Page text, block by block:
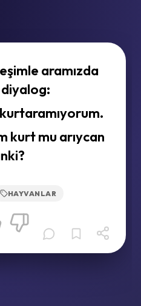
aramızda
kurt mu arıycan
HAYVANLAR